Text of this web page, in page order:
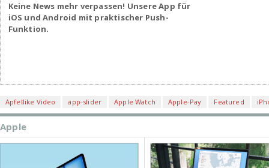
Keine News mehr verpassen! Unsere App für
iOS und Android mit praktischer Push-
Funktion.
Apfellike Video app-slider Apple Watch Apple-Pay Featured
Apple